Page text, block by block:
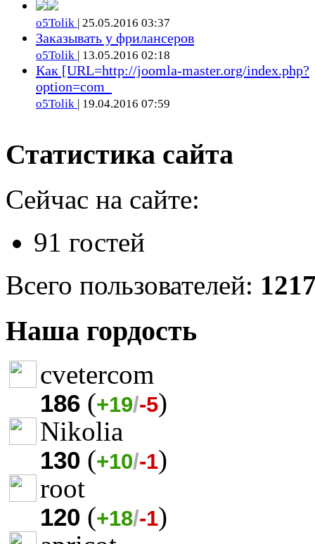
o5Tolik | 25.05.2016 03:37
Заказывать у фрилансеров
o5Tolik | 13.05.2016 02:18
Как [URL=http://joomla-master.org/index.php?
option=com_
o5Tolik | 19.04.2016 07:59
Статистика сайта
Сейчас на сайте:
91 гостей
Всего пользователей:
Наша гордость
cvetercom
186 (+19/-5)
Nikolia
130 (+10/-1)
root
120 (+18/-1)